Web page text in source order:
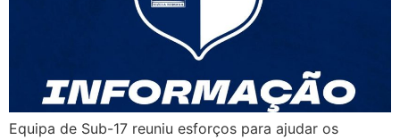
Equipa de Sub-17 reuniu esforços para ajudar os